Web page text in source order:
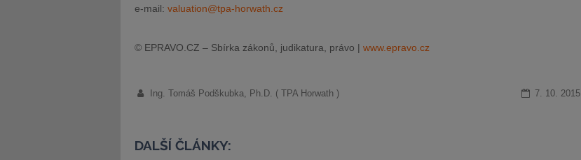
e-mail: valuation@tpa-horwath.cz
© EPRAVO.CZ – Sbírka zákonů, judikatura, právo | www.epravo.cz
Ing. Tomáš Podškubka, Ph.D. ( TPA Horwath ) 7. 10. 2015
DALŠÍ ČLÁNKY: